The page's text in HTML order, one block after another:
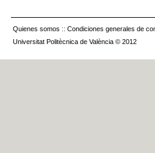
Quienes somos :: Condiciones generales de
Universitat Politècnica de València © 2012